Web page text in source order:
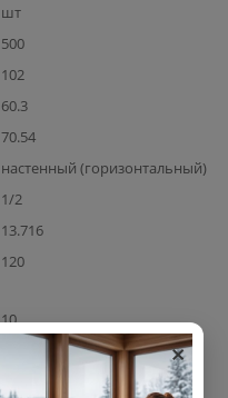
шт
500
102
60.3
70.54
настенный (горизонтальный)
1/2
13.716
120
10
радиатор, кронштейн
×